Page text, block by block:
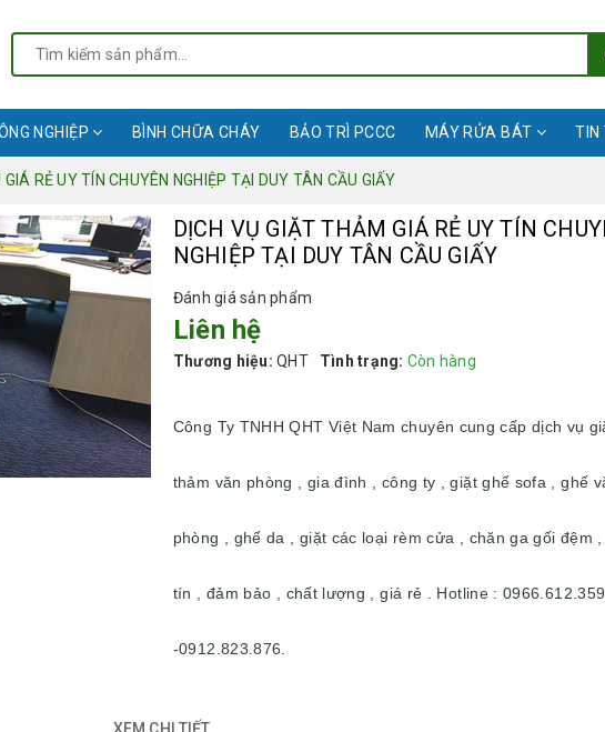
NGHIỆP BÌNH CHỮA CHÁY BẢO TRÌ PCCC MÁY RỬA BÁT TIN
RẺ UY TÍN CHUYÊN NGHIỆP TẠI DUY TÂN CẦU GIẤY
DỊCH VỤ GIẶT THẢM GIÁ RẺ UY TÍN
NGHIỆP TẠI DUY TÂN CẦU GIẤY
Đánh giá sản phẩm
Liên hệ
Thương hiệu: QHT Tình trạng: Còn hàng
Công Ty TNHH QHT Việt Nam chuyên cung cấp dịch vụ
thảm văn phòng , gia đình , công ty , giặt ghế sofa , ghế
phòng , ghế da , giặt các loại rèm cửa , chăn ga gối đệm ,
tín , đảm bảo , chất lượng , giá rẻ . Hotline : 0966.612.359
-0912.823.876.